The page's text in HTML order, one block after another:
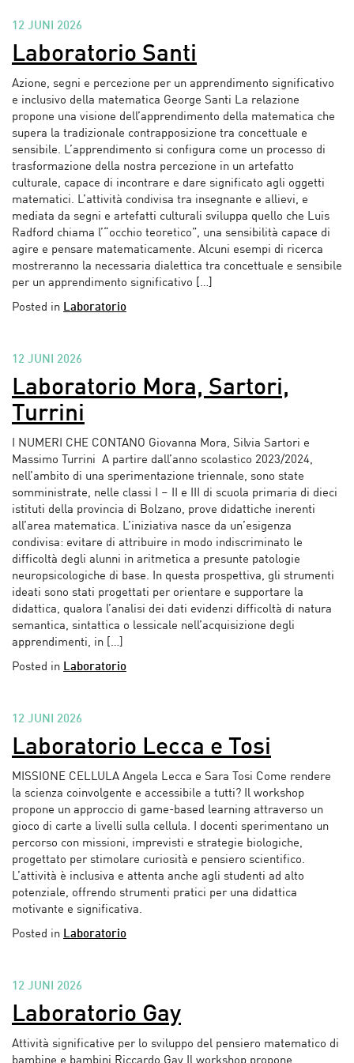
12 JUNI 2026
Laboratorio Santi
Azione, segni e percezione per un apprendimento significativo
e inclusivo della matematica George Santi La relazione
propone una visione dell’apprendimento della matematica che
supera la tradizionale contrapposizione tra concettuale e
sensibile. L’apprendimento si configura come un processo di
trasformazione della nostra percezione in un artefatto
culturale, capace di incontrare e dare significato agli oggetti
matematici. L’attività condivisa tra insegnante e allievi, e
mediata da segni e artefatti culturali sviluppa quello che Luis
Radford chiama l’“occhio teoretico”, una sensibilità capace di
agire e pensare matematicamente. Alcuni esempi di ricerca
mostreranno la necessaria dialettica tra concettuale e sensibile
per un apprendimento significativo […]
Posted in Laboratorio
12 JUNI 2026
Laboratorio Mora, Sartori,
Turrini
I NUMERI CHE CONTANO Giovanna Mora, Silvia Sartori e
Massimo Turrini A partire dall’anno scolastico 2023/2024,
nell’ambito di una sperimentazione triennale, sono state
somministrate, nelle classi I – II e III di scuola primaria di dieci
istituti della provincia di Bolzano, prove didattiche inerenti
all’area matematica. L’iniziativa nasce da un’esigenza
condivisa: evitare di attribuire in modo indiscriminato le
difficoltà degli alunni in aritmetica a presunte patologie
neuropsicologiche di base. In questa prospettiva, gli strumenti
ideati sono stati progettati per orientare e supportare la
didattica, qualora l’analisi dei dati evidenzi difficoltà di natura
semantica, sintattica o lessicale nell’acquisizione degli
apprendimenti, in […]
Posted in Laboratorio
12 JUNI 2026
Laboratorio Lecca e Tosi
MISSIONE CELLULA Angela Lecca e Sara Tosi Come rendere
la scienza coinvolgente e accessibile a tutti? Il workshop
propone un approccio di game-based learning attraverso un
gioco di carte a livelli sulla cellula. I docenti sperimentano un
percorso con missioni, imprevisti e strategie biologiche,
progettato per stimolare curiosità e pensiero scientifico.
L’attività è inclusiva e attenta anche agli studenti ad alto
potenziale, offrendo strumenti pratici per una didattica
motivante e significativa.
Posted in Laboratorio
12 JUNI 2026
Laboratorio Gay
Attività significative per lo sviluppo del pensiero matematico di